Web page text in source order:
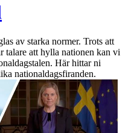
av starka normer. Trots att
talare att hylla nationen kan vi
Här hittar ni
nationaldagsfiranden.